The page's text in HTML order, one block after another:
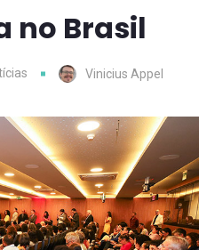
no Brasil
Vinicius Appel